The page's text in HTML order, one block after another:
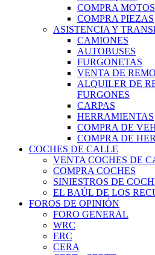
COMPRA MOTOS
COMPRA PIEZAS
ASISTENCIA Y
CAMIONES
AUTOBUSES
FURGONETAS
VENTA DE
ALQUILER DE
FURGONES
CARPAS
HERRAMIENTAS
COMPRA DE
COMPRA DE
COCHES DE CALLE
VENTA COCHES DE
COMPRA COCHES
SINIESTROS DE
EL BAÚL DE LOS
FOROS DE OPINIÓN
FORO GENERAL
WRC
ERC
CERA